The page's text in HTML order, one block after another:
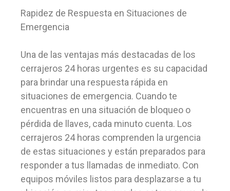
Rapidez de Respuesta en Situaciones de
Emergencia
Una de las ventajas más destacadas de los
cerrajeros 24 horas urgentes es su capacidad
para brindar una respuesta rápida en
situaciones de emergencia. Cuando te
encuentras en una situación de bloqueo o
pérdida de llaves, cada minuto cuenta. Los
cerrajeros 24 horas comprenden la urgencia
de estas situaciones y están preparados para
responder a tus llamadas de inmediato. Con
equipos móviles listos para desplazarse a tu